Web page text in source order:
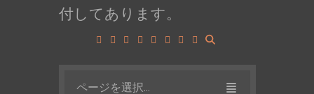
付してあります。
ページを選択...